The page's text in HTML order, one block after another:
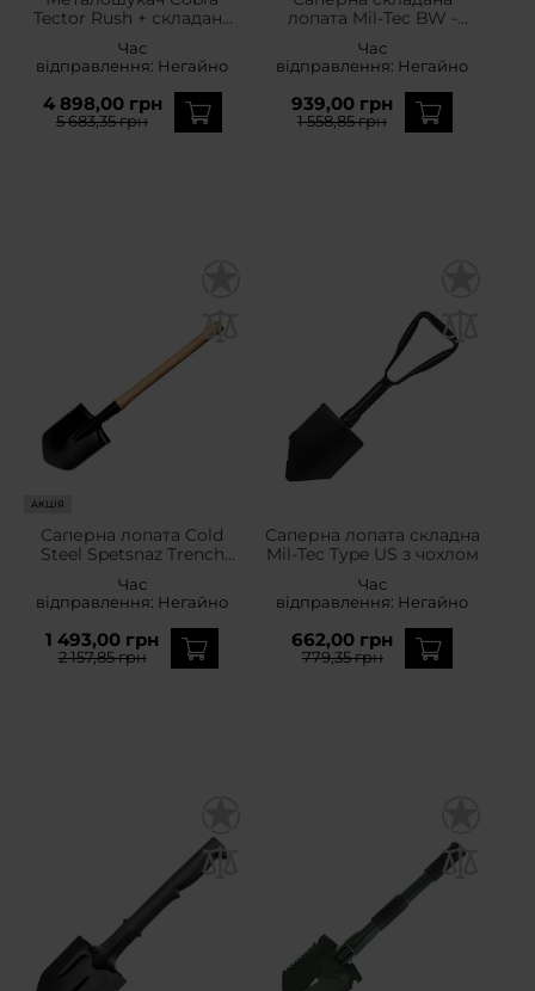
Tector Rush + складана
Outdoor US Army - набір
Час
відправлення: Негайно
4 898,00 грн
5 683,35 грн
лопата Mil-Tec BW -
Час
відправлення: Негайно
939,00 грн
1 558,85 грн
АКЦІЯ
Саперна лопата Cold
Steel Spetsnaz Trench
Час
відправлення: Негайно
1 493,00 грн
2 157,85 грн
Саперна лопата складна
Mil-Tec Type US з чохлом
Час
відправлення: Негайно
662,00 грн
779,35 грн